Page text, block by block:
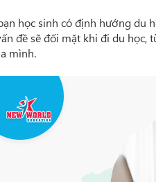
học sinh có định hướng du
đề sẽ đối mặt khi đi du học,
mình.